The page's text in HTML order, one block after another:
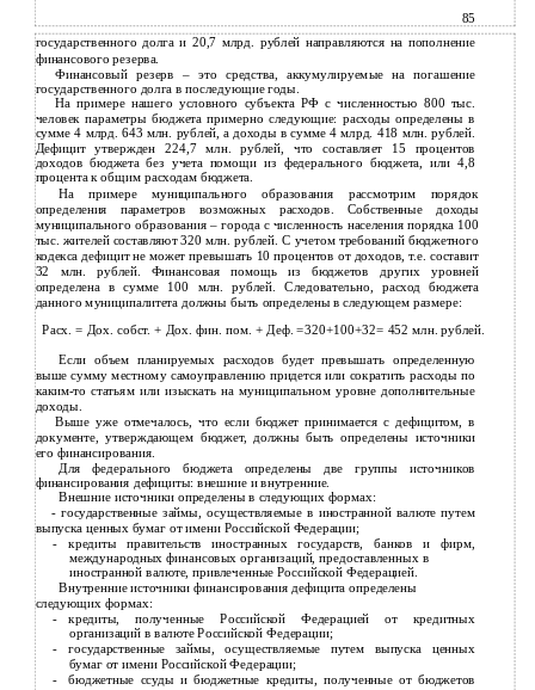
85
государственного долга и 20,7 млрд. рублей направляются на пополнение
финансового резерва.
Финансовый резерв – это средства, аккумулируемые на погашение
государственного долга в последующие годы.
На примере нашего условного субъекта РФ с численностью 800 тыс.
человек параметры бюджета примерно следующие: расходы определены в
сумме 4 млрд. 643 млн. рублей, а доходы в сумме 4 млрд. 418 млн. рублей.
Дефицит утвержден 224,7 млн. рублей, что составляет 15 процентов
доходов бюджета без учета помощи из федерального бюджета, или 4,8
процента к общим расходам бюджета.
На примере муниципального образования рассмотрим порядок
определения параметров возможных расходов. Собственные доходы
муниципального образования – города с численность населения порядка 100
тыс. жителей составляют 320 млн. рублей. С учетом требований бюджетного
кодекса дефицит не может превышать 10 процентов от доходов, т.е. составит
32 млн. рублей. Финансовая помощь из бюджетов других уровней
определена в сумме 100 млн. рублей. Следовательно, расход бюджета
данного муниципалитета должны быть определены в следующем размере:
Расх. = Дох. собст. + Дох. фин. пом. + Деф. =320+100+32= 452 млн. рублей.
Если объем планируемых расходов будет превышать определенную
выше сумму местному самоуправлению придется или сократить расходы по
каким-то статьям или изыскать на муниципальном уровне дополнительные
доходы.
Выше уже отмечалось, что если бюджет принимается с дефицитом, в
документе, утверждающем бюджет, должны быть определены источники
его финансирования.
Для федерального бюджета определены две группы источников
финансирования дефициты: внешние и внутренние.
Внешние источники определены в следующих формах:
- государственные займы, осуществляемые в иностранной валюте путем
выпуска ценных бумаг от имени Российской Федерации;
-
кредиты правительств иностранных государств, банков и фирм,
международных финансовых организаций, предоставленных в
иностранной валюте, привлеченные Российской Федерацией.
Внутренние источники финансирования дефицита определены
следующих формах:
- кредиты, полученные Российской Федерацией от кредитных
организаций в валюте Российской Федерации;
-
государственные займы, осуществляемые путем выпуска ценных
бумаг от имени Российской Федерации;
-
бюджетные ссуды и бюджетные кредиты, полученные от бюджетов